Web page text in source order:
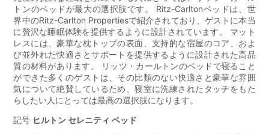
トンのベッドが最大の選択肢です。 Ritz-Carltonベッドは、世
界中のRitz-Carlton Propertiesで紹介されており、ゲストに本当
に贅沢な睡眠体験を提供するように設計されています。 マット
レスには、豪華な枕トップの表面、支持的な宿屋のコア、およ
び並外れた快適さとサポートを提供するように設計された高品
質の材料があります。 リッツ・カールトンのベッドで寝ること
ができた多くのゲストは、その比類のない快適さと豪華な雰囲
気について絶賛しているため、寝室に洗練されたタッチをもた
らしたい人にとっては最高の選択肢になります。
記号 ヒルトン セレニティ ベッド